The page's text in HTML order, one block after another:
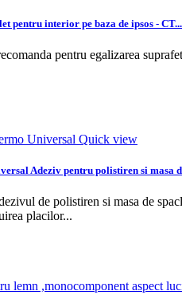
pentru interior pe baza de ipsos - CT...
pentru egalizarea
Quick view
Adeziv pentru polistiren si masa
de polistiren si masa de
placilor...